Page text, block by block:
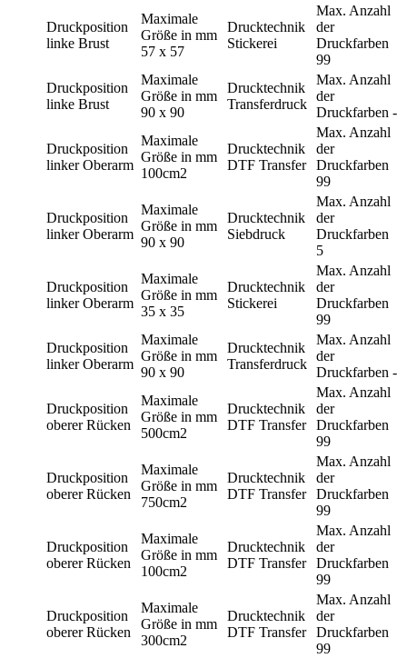
Druckposition
linke Brust
Maximale
Größe in mm
57 x 57
Drucktechnik
Stickerei
Max. Anzahl
der
Druckfarben
99
Druckposition
linke Brust
Maximale
Größe in mm
90 x 90
Drucktechnik
Transferdruck
Max. Anzahl
der
Druckfarben -
Druckposition
linker Oberarm
Maximale
Größe in mm
100cm2
Drucktechnik
DTF Transfer
Max. Anzahl
der
Druckfarben
99
Druckposition
linker Oberarm
Maximale
Größe in mm
90 x 90
Drucktechnik
Siebdruck
Max. Anzahl
der
Druckfarben
5
Druckposition
linker Oberarm
Maximale
Größe in mm
35 x 35
Drucktechnik
Stickerei
Max. Anzahl
der
Druckfarben
99
Druckposition
linker Oberarm
Maximale
Größe in mm
90 x 90
Drucktechnik
Transferdruck
Max. Anzahl
der
Druckfarben -
Druckposition
oberer Rücken
Maximale
Größe in mm
500cm2
Drucktechnik
DTF Transfer
Max. Anzahl
der
Druckfarben
99
Druckposition
oberer Rücken
Maximale
Größe in mm
750cm2
Drucktechnik
DTF Transfer
Max. Anzahl
der
Druckfarben
99
Druckposition
oberer Rücken
Maximale
Größe in mm
100cm2
Drucktechnik
DTF Transfer
Max. Anzahl
der
Druckfarben
99
Druckposition
oberer Rücken
Maximale
Größe in mm
300cm2
Drucktechnik
DTF Transfer
Max. Anzahl
der
Druckfarben
99